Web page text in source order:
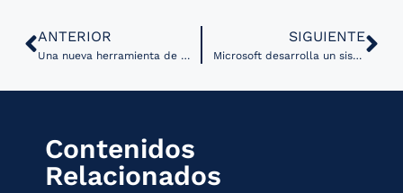
ANTERIOR
Una nueva herramienta de IA mejora la detección de riesgo cardiovascular
SIGUIENTE
Microsoft desarrolla un sistema de IA que supera a médicos humanos en diagnósticos clínicos complejos
Contenidos
Relacionados